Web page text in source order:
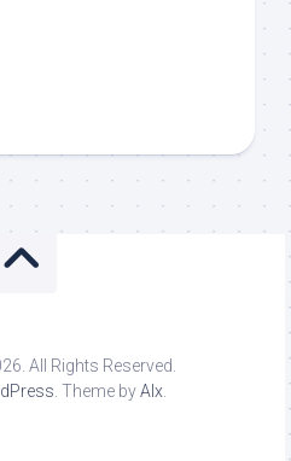
All Rights Reserved.
. Theme byAlx.